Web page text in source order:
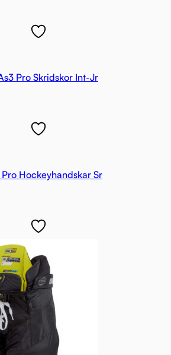
Pro Skridskor Int-Jr
Hockeyhandskar Sr